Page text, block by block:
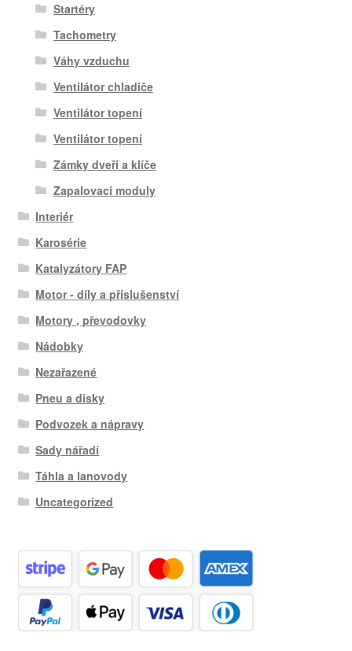
Startéry
Tachometry
Váhy vzduchu
Ventilátor chladiče
Ventilátor topení
Ventilátor topení
Zámky dveří a klíče
Zapalovací moduly
Interiér
Karosérie
Katalyzátory FAP
Motor - díly a příslušenství
Motory , převodovky
Nádobky
Nezařazené
Pneu a disky
Podvozek a nápravy
Sady nářadí
Táhla a lanovody
Uncategorized